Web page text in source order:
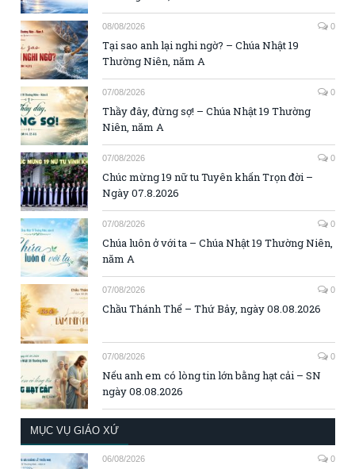
08/08/2026 0
Tại sao anh lại nghi ngờ? – Chúa Nhật 19
Thường Niên, năm A
07/08/2026 0
Thầy đây, đừng sợ! – Chúa Nhật 19 Thường
Niên, năm A
07/08/2026 0
Chúc mừng 19 nữ tu Tuyên khấn Trọn đời –
Ngày 07.8.2026
07/08/2026 0
Chúa luôn ở với ta – Chúa Nhật 19 Thường Niên,
năm A
07/08/2026 0
Chầu Thánh Thể – Thứ Bảy, ngày 08.08.2026
07/08/2026 0
Nếu anh em có lòng tin lớn bằng hạt cải – SN
ngày 08.08.2026
MỤC VỤ GIÁO XỨ
06/08/2026 0